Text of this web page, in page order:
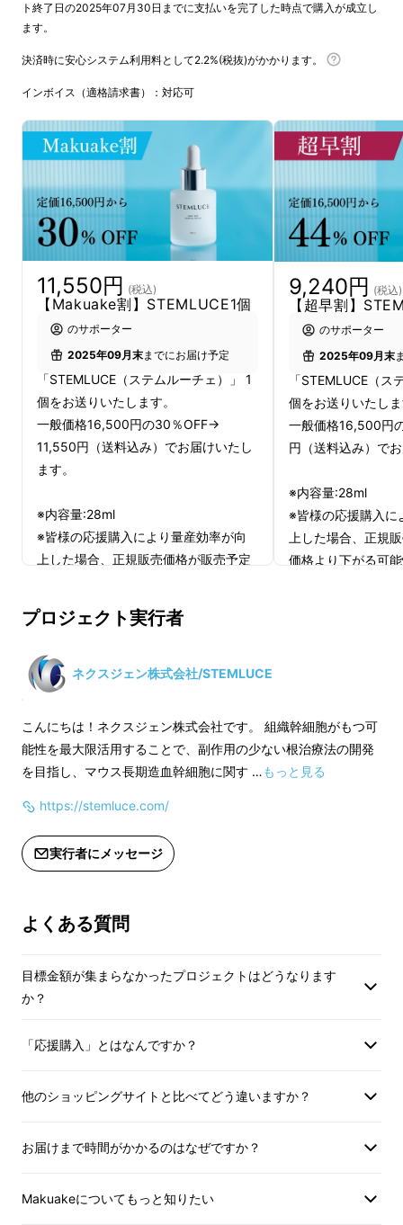
※4：ヒトオリゴペプチド-1 、ヒトオリゴペプ
チド-13 、ヒトオリゴペプチド-5 /整肌成分
ヒトサイタイ血幹細胞
順化培養液※配合
「STEMLUCE（ステム
ルーチェ）」とは
サイエンスの恵みを、あなた
の肌に
を用いた生命科学の研究・開発を専門とするネ
今回、私たちは肌の健やかさに着目し、美容液
た。
ト終了日の2025年07月30日までに支払いを完了した時点で購入が成立し
ます。
決済時に安心システム利用料として2.2%(税抜)がかかります。
インボイス（適格請求書）：対応可
11,550円 (税込)
【Makuake割】STEMLUCE1個
のサポーター
2025年09月末までにお届け予定
「STEMLUCE（ステムルーチェ）」 1
個をお送りいたします。
一般価格16,500円の30％OFF→
11,550円（送料込み）でお届けいたし
ます。
※内容量:28ml
※皆様の応援購入により量産効率が向
上した場合、正規販売価格が販売予定
※デザイン・仕様は変更になる可能性
もございます。ご了承ください。
製造工程上の都合等により出荷時期が
遅れる場合があります。
9,240円 (税込)
【超早割】
のサポーター
2025年09月末
「STEMLUCE（ス
個をお送りいたし
一般価格16,500円
円（送料込み）で
※内容量:28ml
※皆様の応援購入に
上した場合、正規
価格より下がる可
プロジェクト実行者
ネクスジェン株式会社/STEMLUCE
こんにちは！ネクスジェン株式会社です。 組織幹細胞がもつ可
能性を最大限活用することで、副作用の少ない根治療法の開発
を目指し、マウス長期造血幹細胞に関す …もっと見る
https://stemluce.com/
実行者にメッセージ
よくある質問
目標金額が集まらなかったプロジェクトはどうなります
か？
「応援購入」とはなんですか？
他のショッピングサイトと比べてどう違いますか？
お届けまで時間がかかるのはなぜですか？
Makuakeについてもっと知りたい